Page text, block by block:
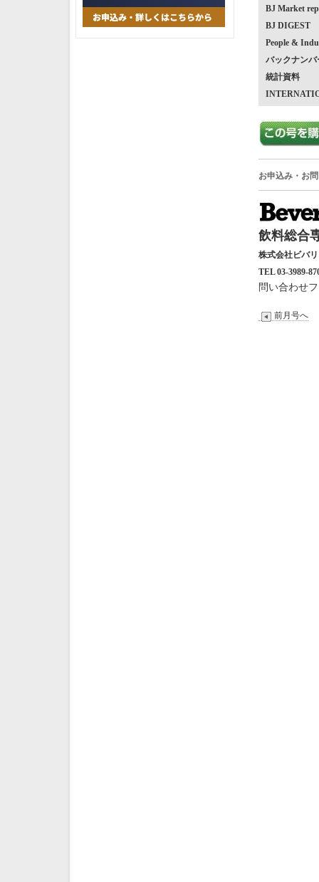
BJ Market
BJ DIGEST
People &
バックナンバ
統計資料
お申込み・お
飲料総合
株式会社ビバ
TEL 03-3989-
問い合わせ
前月号へ